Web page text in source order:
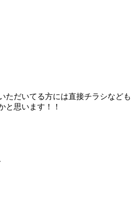
ただいてる方には直接チラシなども
と思います！！